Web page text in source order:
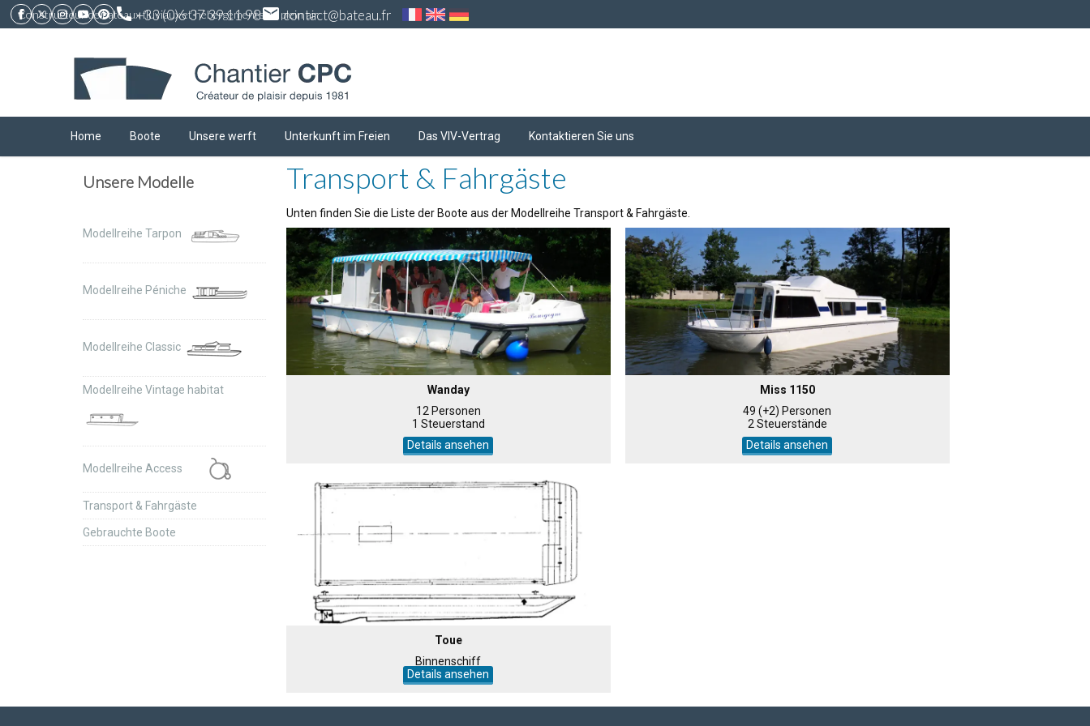
Constructeur de bateaux fluviaux et hébergements de plein air
call+33 (0)6 37 39 11 98emailcontact@bateau.fr
Home Boote Unsere werft Unterkunft im Freien Das VIV-Vertrag Kontaktieren Sie uns
Unsere Modelle
Modellreihe Tarpon
Modellreihe Péniche
Modellreihe Classic
Modellreihe Vintage habitat
Modellreihe Access
Transport & Fahrgäste
Gebrauchte Boote
Transport & Fahrgäste
Unten finden Sie die Liste der Boote aus der Modellreihe Transport & Fahrgäste.
Wanday
12 Personen
1 Steuerstand
Details ansehen
Miss 1150
49 (+2) Personen
2 Steuerstände
Details ansehen
Toue
Binnenschiff
Details ansehen